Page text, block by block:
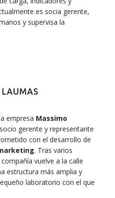
es socia gerente,
y supervisa la
empresa Massimo
gerente y representante
con el desarrollo de
. Tras varios
vuelve a la calle
estructura más amplia y
laboratorio con el que